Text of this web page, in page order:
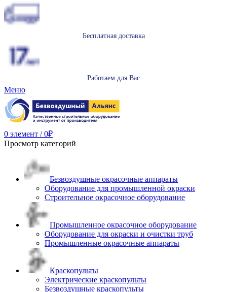
Бесплатная доставка
Работаем для Вас
Меню
0 элемент / 0₽
Просмотр категорий
Безвоздушные окрасочные аппараты
Оборудование для промышленной окраски
Строительное окрасочное оборудование
Промышленное окрасочное оборудование
Оборудование для окраски и очистки труб
Промышленные окрасочные аппараты
Краскопульты
Электрические краскопульты
Безвоздушные краскопульты